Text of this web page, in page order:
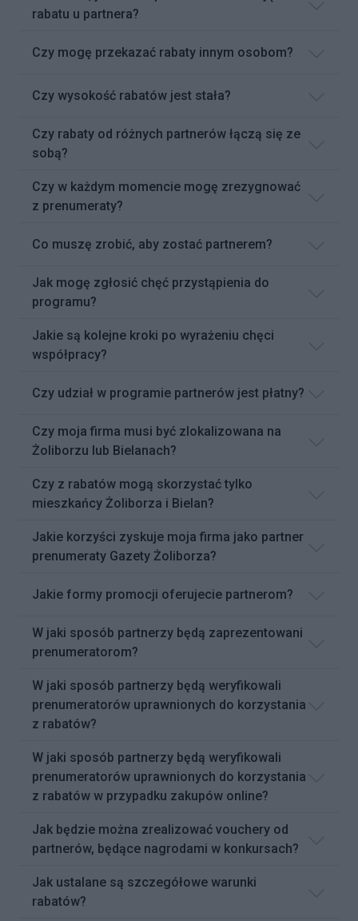
rabatu u partnera?
Czy mogę przekazać rabaty innym osobom?
Czy wysokość rabatów jest stała?
Czy rabaty od różnych partnerów łączą się ze
sobą?
Czy w każdym momencie mogę zrezygnować
z prenumeraty?
Co muszę zrobić, aby zostać partnerem?
Jak mogę zgłosić chęć przystąpienia do
programu?
Jakie są kolejne kroki po wyrażeniu chęci
współpracy?
Czy udział w programie partnerów jest płatny?
Czy moja firma musi być zlokalizowana na
Żoliborzu lub Bielanach?
Czy z rabatów mogą skorzystać tylko
mieszkańcy Żoliborza i Bielan?
Jakie korzyści zyskuje moja firma jako partner
prenumeraty Gazety Żoliborza?
Jakie formy promocji oferujecie partnerom?
W jaki sposób partnerzy będą zaprezentowani
prenumeratorom?
W jaki sposób partnerzy będą weryfikowali
prenumeratorów uprawnionych do korzystania
z rabatów?
W jaki sposób partnerzy będą weryfikowali
prenumeratorów uprawnionych do korzystania
z rabatów w przypadku zakupów online?
Jak będzie można zrealizować vouchery od
partnerów, będące nagrodami w konkursach?
Jak ustalane są szczegółowe warunki
rabatów?